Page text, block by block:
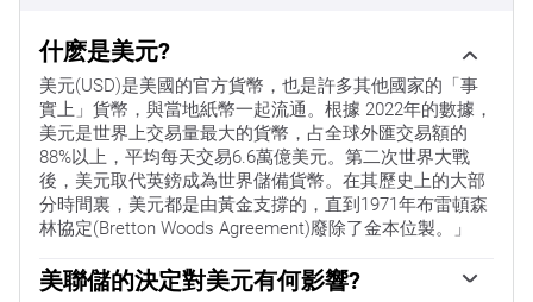
什麽是美元?
美元(USD)是美國的官方貨幣，也是許多其他國家的「事
實上」貨幣，與當地紙幣一起流通。根據 2022年的數據，
美元是世界上交易量最大的貨幣，占全球外匯交易額的
88%以上，平均每天交易6.6萬億美元。第二次世界大戰
後，美元取代英鎊成為世界儲備貨幣。在其歷史上的大部
分時間裏，美元都是由黃金支撐的，直到1971年布雷頓森
林協定(Bretton Woods Agreement)廢除了金本位製。」
美聯儲的決定對美元有何影響?